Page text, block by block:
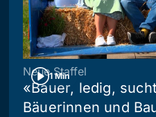
1 Min
Neue Staffel
«Bauer, ledig,
Bäuerinnen und